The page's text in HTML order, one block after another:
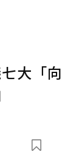
大「向